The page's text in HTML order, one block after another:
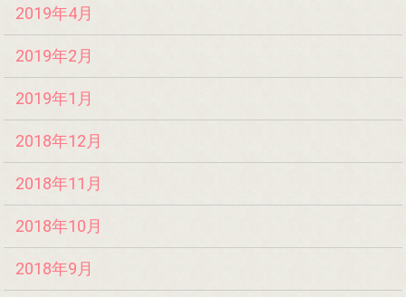
2019年4月
2019年2月
2019年1月
2018年12月
2018年11月
2018年10月
2018年9月